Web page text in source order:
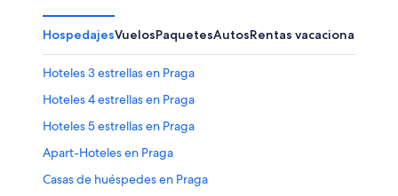
HospedajesVuelosPaquetesAutosRentas vacacionales
Hoteles 3 estrellas en Praga
Hoteles 4 estrellas en Praga
Hoteles 5 estrellas en Praga
Apart-Hoteles en Praga
Casas de huéspedes en Praga